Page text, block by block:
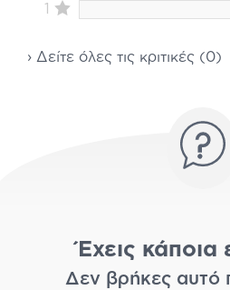
1
› Δείτε όλες τις κριτικές (0)
Έχεις
Δεν βρήκες αυτό